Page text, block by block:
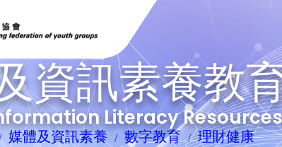
資訊素養教
Literacy
媒體及資訊素養 數字教育 理財健康